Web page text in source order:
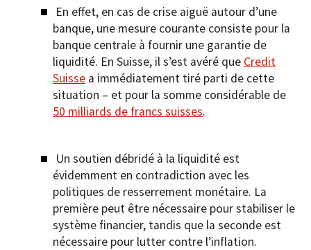
En effet, en cas de crise aiguë autour d’une
banque, une mesure courante consiste pour la
banque centrale à fournir une garantie de
liquidité. En Suisse, il s’est avéré que Credit
Suisse a immédiatement tiré parti de cette
situation – et pour la somme considérable de
50 milliards de francs suisses.
Un soutien débridé à la liquidité est
évidemment en contradiction avec les
politiques de resserrement monétaire. La
première peut être nécessaire pour stabiliser le
système financier, tandis que la seconde est
nécessaire pour lutter contre l’inflation.